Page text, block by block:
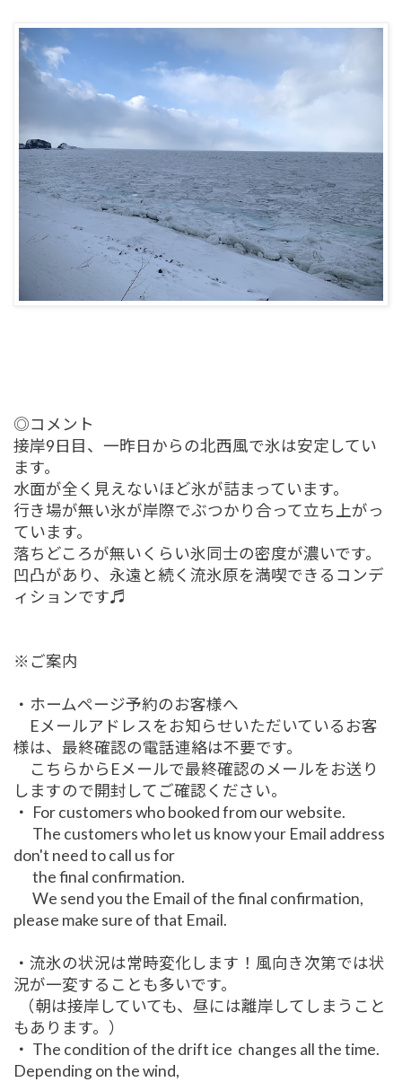
◎コメント
接岸9日目、一昨日からの北西風で氷は安定してい
ます。
水面が全く見えないほど氷が詰まっています。
行き場が無い氷が岸際でぶつかり合って立ち上がっ
ています。
落ちどころが無いくらい氷同士の密度が濃いです。
凹凸があり、永遠と続く流氷原を満喫できるコンデ
ィションです♬
※ご案内
・ホームページ予約のお客様へ
Eメールアドレスをお知らせいただいているお客
様は、最終確認の電話連絡は不要です。
こちらからEメールで最終確認のメールをお送り
しますので開封してご確認ください。
・ For customers who booked from our website.
The customers who let us know your Email address
don't need to call us for
the final confirmation.
We send you the Email of the final confirmation,
please make sure of that Email.
・流氷の状況は常時変化します！風向き次第では状
況が一変することも多いです。
（朝は接岸していても、昼には離岸してしまうこと
もあります。）
・ The condition of the drift ice changes all the time.
Depending on the wind,